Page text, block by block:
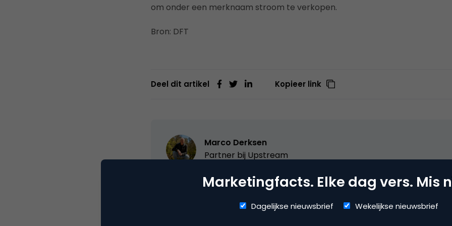
om onder een merknaam stroom te verkopen.
Bron: DFT
Deel dit artikel Kopieer link
Marco Derksen
Partner bij Upstream
Oprichter/partner Upstream, Marketingfacts, Arnhem Direct, SportNext,
VPRO, Bestuur Luxor Live, social business, onderwijs, fotografie en vader!
Marketingfacts. Elke dag vers. Mis
Dagelijkse nieuwsbrief Wekelijkse nieuwsbrief